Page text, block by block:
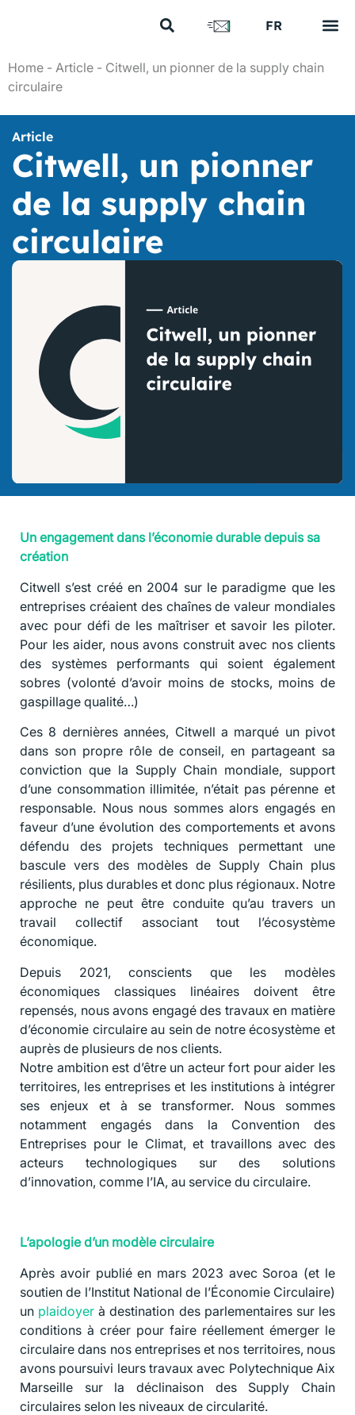
FR
EN
Home - Article - Citwell, un pionner de la supply chain
circulaire
Article
Citwell, un pionner
de la supply chain
circulaire
Un engagement dans l’économie durable depuis sa
création
Citwell s’est créé en 2004 sur le paradigme que les
entreprises créaient des chaînes de valeur mondiales
avec pour défi de les maîtriser et savoir les piloter.
Pour les aider, nous avons construit avec nos clients
des systèmes performants qui soient également
sobres (volonté d’avoir moins de stocks, moins de
gaspillage qualité…)
Ces 8 dernières années, Citwell a marqué un pivot
dans son propre rôle de conseil, en partageant sa
conviction que la Supply Chain mondiale, support
d’une consommation illimitée, n’était pas pérenne et
responsable. Nous nous sommes alors engagés en
faveur d’une évolution des comportements et avons
défendu des projets techniques permettant une
bascule vers des modèles de Supply Chain plus
résilients, plus durables et donc plus régionaux. Notre
approche ne peut être conduite qu’au travers un
travail collectif associant tout l’écosystème
économique.
Depuis 2021, conscients que les modèles
économiques classiques linéaires doivent être
repensés, nous avons engagé des travaux en matière
d’économie circulaire au sein de notre écosystème et
auprès de plusieurs de nos clients.
Notre ambition est d’être un acteur fort pour aider les
territoires, les entreprises et les institutions à intégrer
ses enjeux et à se transformer. Nous sommes
notamment engagés dans la Convention des
Entreprises pour le Climat, et travaillons avec des
acteurs technologiques sur des solutions
d’innovation, comme l’IA, au service du circulaire.
L’apologie d’un modèle circulaire
Après avoir publié en mars 2023 avec Soroa (et le
soutien de l’Institut National de l’Économie Circulaire)
un plaidoyer à destination des parlementaires sur les
conditions à créer pour faire réellement émerger le
circulaire dans nos entreprises et nos territoires, nous
avons poursuivi leurs travaux avec Polytechnique Aix
Marseille sur la déclinaison des Supply Chain
circulaires selon les niveaux de circularité.